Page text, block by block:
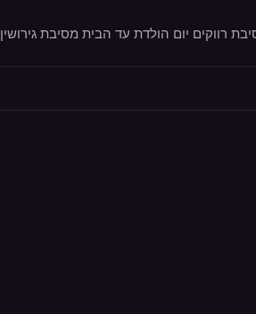
רווקים יום הולדת עד הבית מסיבת גירושין